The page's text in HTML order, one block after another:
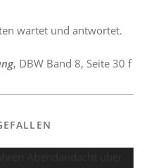
wartet und antwortet.
, DBW Band 8, Seite 30 f